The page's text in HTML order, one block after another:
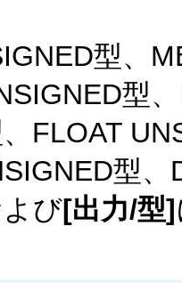
型、
型
FLOAT
型
び[出力/型]